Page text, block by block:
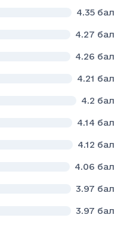
4.35 бал
4.27 бал
4.26 бал
4.21 бал
4.2 бал
4.14 бал
4.12 бал
4.06 бал
3.97 бал
3.97 бал